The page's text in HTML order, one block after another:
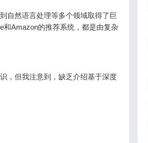
自然语言处理等多个领域取得了巨
和Amazon的推荐系统，都是由复杂
，但我注意到，缺乏介绍基于深度